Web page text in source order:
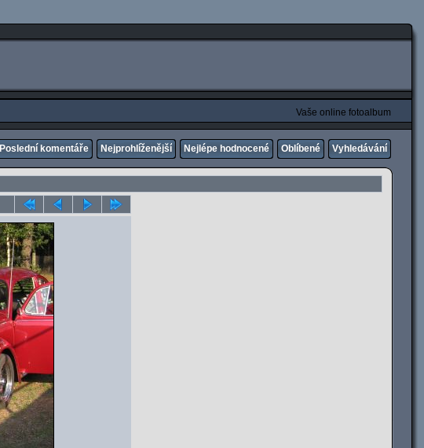
Vaše online fotoalbum
Poslední komentáře Nejprohlíženější Nejlépe hodnocené Oblíbené Vyhledávání